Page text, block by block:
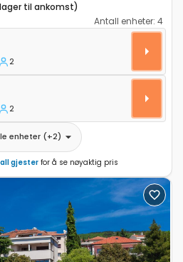
til ankomst)
Antall enheter: 4
AS-5585-a
2
2
enheter(+2)
gjester for å se nøyaktig pris